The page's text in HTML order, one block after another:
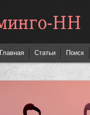
Главная Статьи Поиск